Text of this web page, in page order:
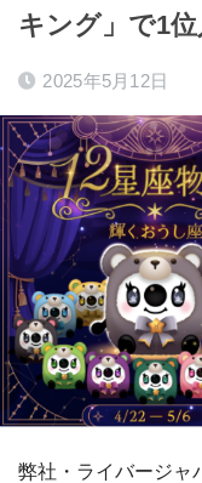
キング」で1位
2025年5月12日
弊社・ライバージャ